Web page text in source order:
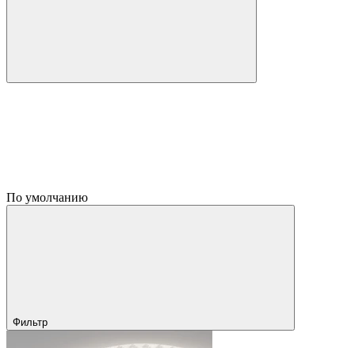
По умолчанию
Фильтр